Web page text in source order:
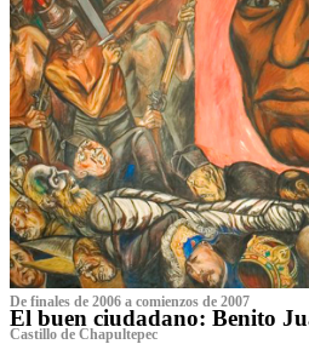
De finales de 2006 a comienzos de 2007
El buen ciudadano: Benito
Castillo de Chapultepec